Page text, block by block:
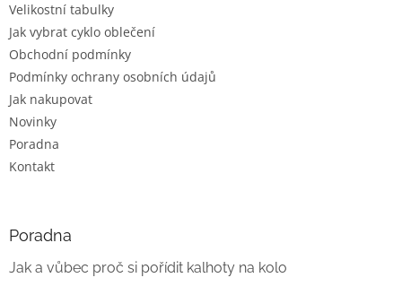
Velikostní tabulky
Jak vybrat cyklo oblečení
Obchodní podmínky
Podmínky ochrany osobních údajů
Jak nakupovat
Novinky
Poradna
Kontakt
Poradna
Jak a vůbec proč si pořídit kalhoty na kolo